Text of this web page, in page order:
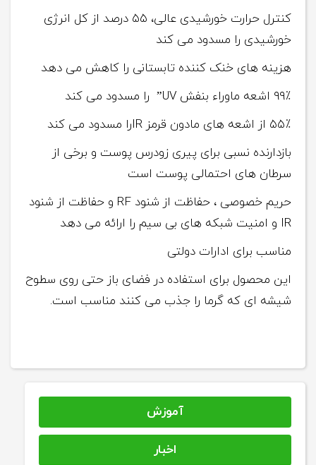
کنترل حرارت خورشیدی عالی، ۵۵ درصد از کل انرژی
خورشیدی را مسدود می کند
هزینه های خنک کننده تابستانی را کاهش می دهد
۹۹٪ اشعه ماوراء بنفش UV” را مسدود می کند
۵۵٪ از اشعه های مادون قرمز IRرا مسدود می کند
بازدارنده نسبی برای پیری زودرس پوست و برخی از
سرطان های احتمالی پوست است
حریم خصوصی ، حفاظت از شنود RF و حفاظت از شنود
IR و امنیت شبکه های بی سیم را ارائه می دهد
مناسب برای ادارات دولتی
این محصول برای استفاده در فضای باز حتی روی سطوح
شیشه ای که گرما را جذب می کنند مناسب است.
آموزش
اخبار